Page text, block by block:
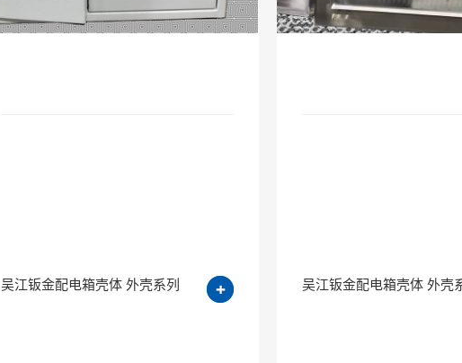
吴江钣金配电箱壳体 外壳系列 吴江钣金配电箱壳体 外壳